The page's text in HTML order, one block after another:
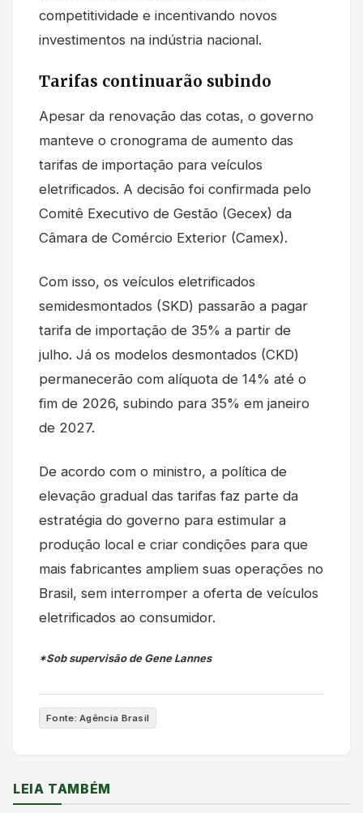
competitividade e incentivando novos
investimentos na indústria nacional.
Tarifas continuarão subindo
Apesar da renovação das cotas, o governo
manteve o cronograma de aumento das
tarifas de importação para veículos
eletrificados. A decisão foi confirmada pelo
Comitê Executivo de Gestão (Gecex) da
Câmara de Comércio Exterior (Camex).
Com isso, os veículos eletrificados
semidesmontados (SKD) passarão a pagar
tarifa de importação de 35% a partir de
julho. Já os modelos desmontados (CKD)
permanecerão com alíquota de 14% até o
fim de 2026, subindo para 35% em janeiro
de 2027.
De acordo com o ministro, a política de
elevação gradual das tarifas faz parte da
estratégia do governo para estimular a
produção local e criar condições para que
mais fabricantes ampliem suas operações no
Brasil, sem interromper a oferta de veículos
eletrificados ao consumidor.
*Sob supervisão de Gene Lannes
Fonte: Agência Brasil
LEIA TAMBÉM